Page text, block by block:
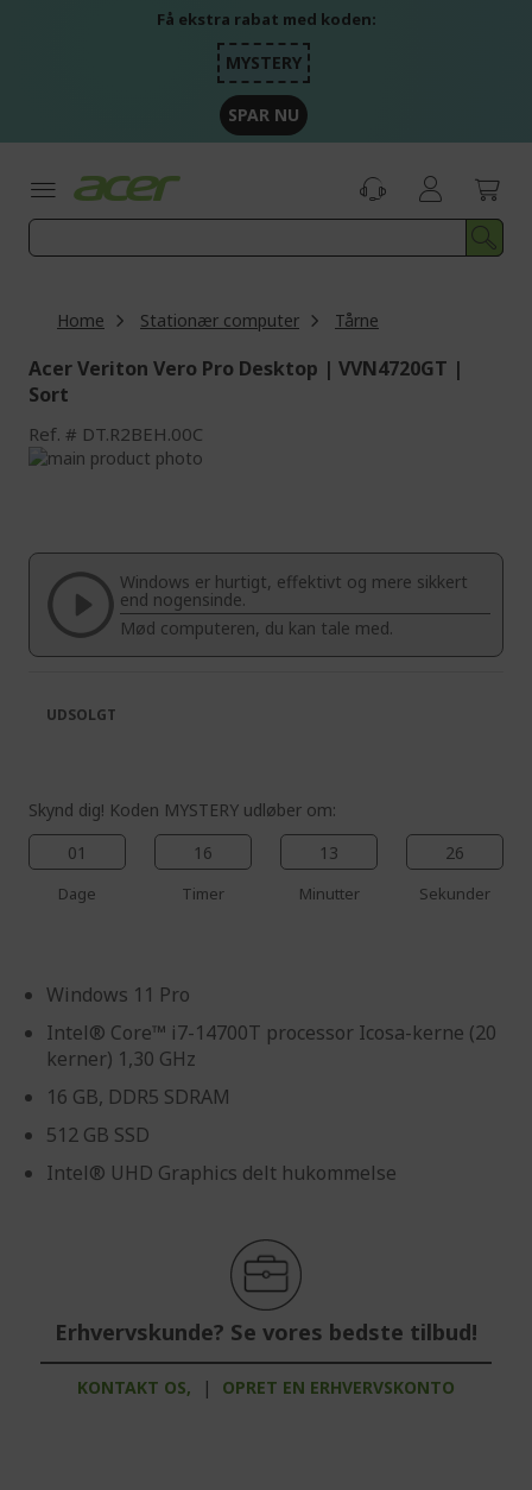
Få ekstra rabat med koden:
MYSTERY
SPAR NU
Home Stationær computer Tårne
Acer Veriton Vero Pro Desktop | VVN4720GT |
Sort
Ref. DT.R2BEH.00C
Skip
of
images
gallery
beginning
the
images
gallery
Windows er hurtigt, effektivt og mere sikkert
end nogensinde.
Mød computeren, du kan tale med.
Skynd dig! Koden MYSTERY udløber om:
01
Dage
16
Timer
13
Minutter
26
Sekunder
Windows 11 Pro
Intel® Core™ i7-14700T processor Icosa-kerne (20
kerner) 1,30 GHz
16 GB, DDR5 SDRAM
512 GB SSD
Intel® UHD Graphics delt hukommelse
Erhvervskunde? Se vores bedste tilbud!
KONTAKT OS, | OPRET EN ERHVERVSKONTO
UDSOLGT